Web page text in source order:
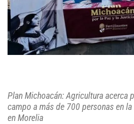
Plan Michoacán: Agricultura acerca
campo a más de 700 personas en
en Morelia